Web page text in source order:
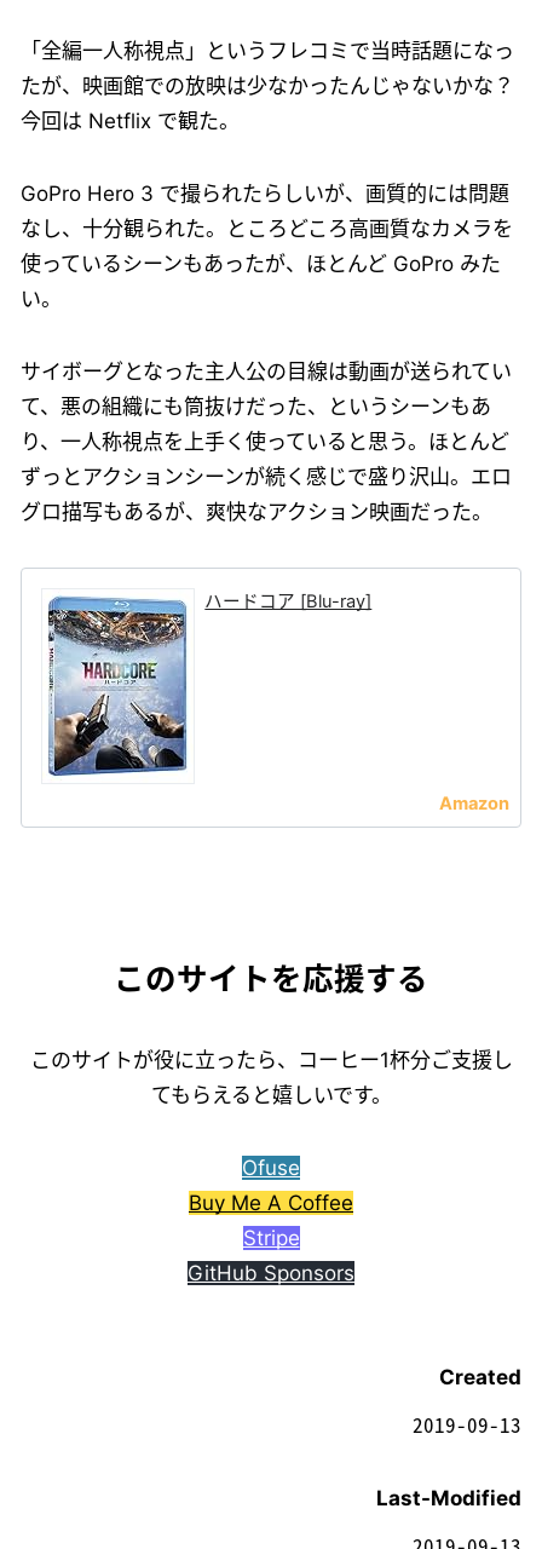
「全編一人称視点」というフレコミで当時話題になっ
たが、映画館での放映は少なかったんじゃないかな？
今回は Netflix で観た。
GoPro Hero 3 で撮られたらしいが、画質的には問題
なし、十分観られた。ところどころ高画質なカメラを
使っているシーンもあったが、ほとんど GoPro みた
い。
サイボーグとなった主人公の目線は動画が送られてい
て、悪の組織にも筒抜けだった、というシーンもあ
り、一人称視点を上手く使っていると思う。ほとんど
ずっとアクションシーンが続く感じで盛り沢山。エロ
グロ描写もあるが、爽快なアクション映画だった。
ハードコア [Blu-ray]
このサイトを応援する
このサイトが役に立ったら、コーヒー1杯分ご支援し
てもらえると嬉しいです。
Ofuse
Buy Me A Coffee
Stripe
GitHub Sponsors
Created
2019-09-13
Last-Modified